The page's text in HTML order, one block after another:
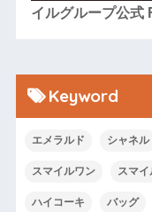
イルグループ公式
Keyword
エメラルド シャネル
スマイルワン スマイ
ハイコーキ バッグ